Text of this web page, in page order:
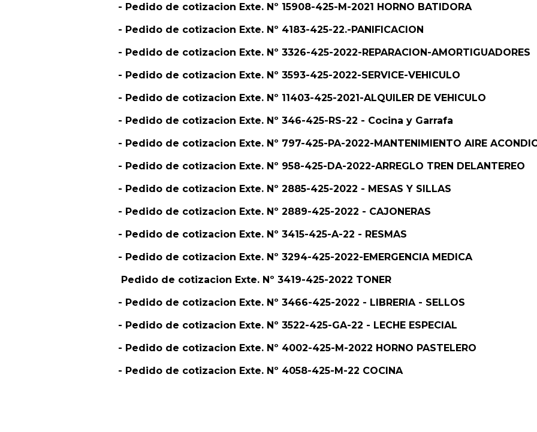
- Pedido de cotizacion Exte. Nº 15908-425-M-2021 HORNO BATIDORA
- Pedido de cotizacion Exte. Nº 4183-425-22.-PANIFICACION
- Pedido de cotizacion Exte. Nº 3326-425-2022-REPARACION-AMORTIGUADORES
- Pedido de cotizacion Exte. Nº 3593-425-2022-SERVICE-VEHICULO
- Pedido de cotizacion Exte. Nº 11403-425-2021-ALQUILER DE VEHICULO
- Pedido de cotizacion Exte. Nº 346-425-RS-22 - Cocina y Garrafa
- Pedido de cotizacion Exte. Nº 797-425-PA-2022-MANTENIMIENTO AIRE
- Pedido de cotizacion Exte. Nº 958-425-DA-2022-ARREGLO TREN DELANTEREO
- Pedido de cotizacion Exte. Nº 2885-425-2022 - MESAS Y SILLAS
- Pedido de cotizacion Exte. Nº 2889-425-2022 - CAJONERAS
- Pedido de cotizacion Exte. Nº 3415-425-A-22 - RESMAS
- Pedido de cotizacion Exte. Nº 3294-425-2022-EMERGENCIA MEDICA
Pedido de cotizacion Exte. Nº 3419-425-2022 TONER
- Pedido de cotizacion Exte. Nº 3466-425-2022 - LIBRERIA - SELLOS
- Pedido de cotizacion Exte. Nº 3522-425-GA-22 - LECHE ESPECIAL
- Pedido de cotizacion Exte. Nº 4002-425-M-2022 HORNO PASTELERO
- Pedido de cotizacion Exte. Nº 4058-425-M-22 COCINA